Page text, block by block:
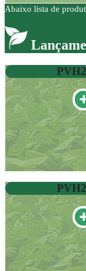
Abaixo lista de